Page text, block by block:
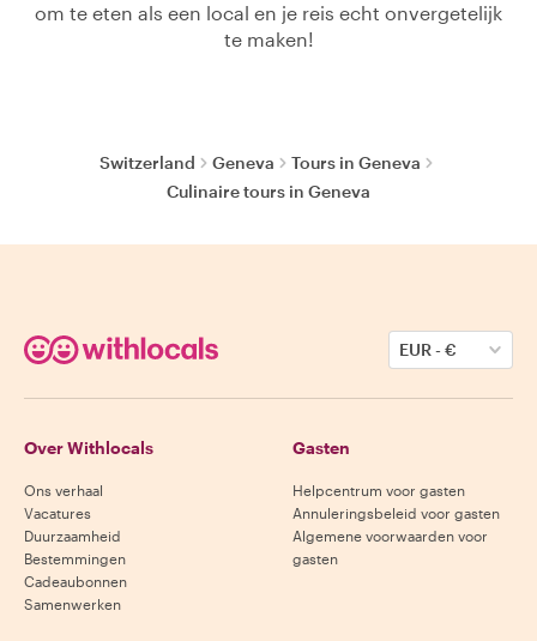
om te eten als een local en je reis echt onvergetelijk
te maken!
Switzerland Geneva
Tours in Geneva
Culinaire tours in Geneva
EUR-€
Over Withlocals
Ons verhaal
Vacatures
Duurzaamheid
Bestemmingen
Cadeaubonnen
Samenwerken
Gasten
Helpcentrum voor gasten
Annuleringsbeleid voor gasten
Algemene voorwaarden voor
gasten